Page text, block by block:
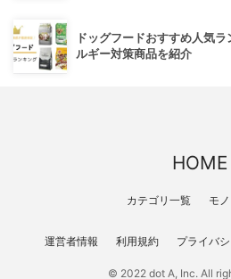
ドッグフードおすすめ人気
ルギー対策商品を紹介
HOME
カテゴリ一覧 モ
運営者情報 利用規約 プライバ
© 2022 dot A, Inc. All